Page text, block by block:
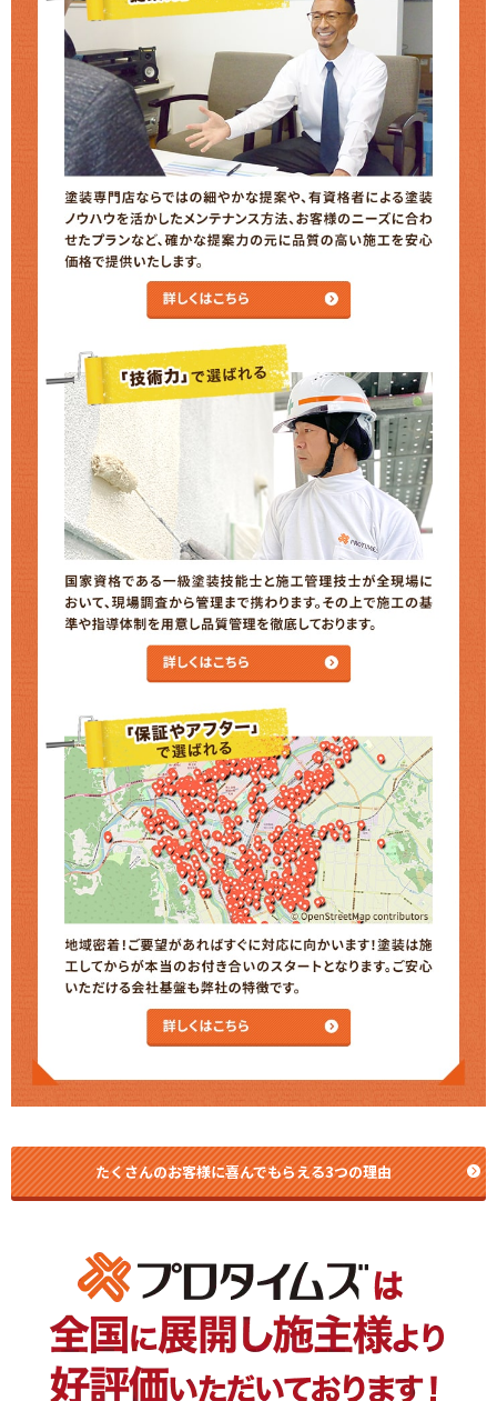
たくさんのお客様に喜んでもらえる3つの理由